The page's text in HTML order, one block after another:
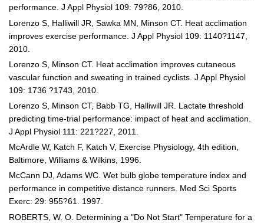
performance. J Appl Physiol 109: 79?86, 2010.
Lorenzo S, Halliwill JR, Sawka MN, Minson CT. Heat acclimation
improves exercise performance. J Appl Physiol 109: 1140?1147,
2010.
Lorenzo S, Minson CT. Heat acclimation improves cutaneous
vascular function and sweating in trained cyclists. J Appl Physiol
109: 1736 ?1743, 2010.
Lorenzo S, Minson CT, Babb TG, Halliwill JR. Lactate threshold
predicting time-trial performance: impact of heat and acclimation.
J Appl Physiol 111: 221?227, 2011.
McArdle W, Katch F, Katch V, Exercise Physiology, 4th edition,
Baltimore, Williams & Wilkins, 1996.
McCann DJ, Adams WC. Wet bulb globe temperature index and
performance in competitive distance runners. Med Sci Sports
Exerc: 29: 955?61. 1997.
ROBERTS, W. O. Determining a "Do Not Start" Temperature for a